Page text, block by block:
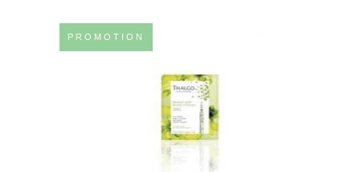
PROMOTION